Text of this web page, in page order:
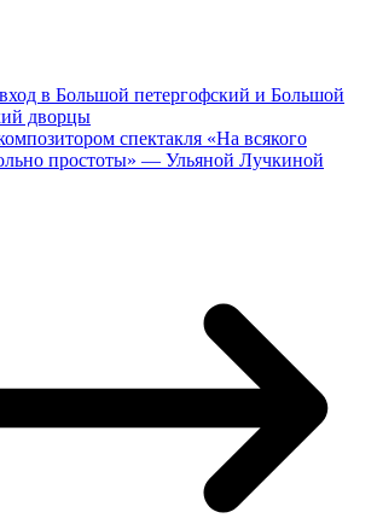
в Большой петергофский и Большой
дворцы
спектакля «На всякого
простоты» — Ульяной Лучкиной